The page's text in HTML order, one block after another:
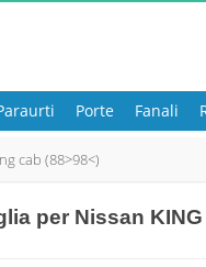
Porte Fanali
cab (88>98<)
per Nissan KING